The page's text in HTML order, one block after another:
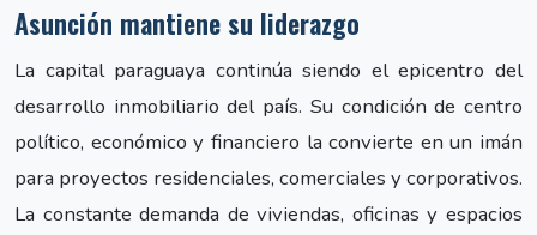
Asunción mantiene su liderazgo
La capital paraguaya continúa siendo el epicentro del
desarrollo inmobiliario del país. Su condición de centro
político, económico y financiero la convierte en un imán
para proyectos residenciales, comerciales y corporativos.
La constante demanda de viviendas, oficinas y espacios